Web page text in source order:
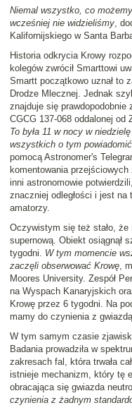
Niemal wszystko, co
wcześniej nie widzieliśmy,
Kalifornijskiego w Santa
Historia odkrycia Krowy
kolegów zwrócił Smarttowi
Smartt początkowo uznał to
Drodze Mlecznej. Jednak
znajduje się
CGCG 137-068 oddalonej od
To była 11 w nocy w
wszystkich o tym powiadomić
pomocą Astronomer's
komentowania
inni astronomowie
znaczniej odległości i jest
amatorzy.
Oczywistym się też stało, że
supernową. Obiekt osiągnął
tygodni. W tym momencie
zaczęli obserwować Krowę,
Moores University. Zespół
na Wyspach Kanaryjskich
Krowę przez 6 tygodni. Na
mamy do czynienia z
W tym samym czasie
Badania prowadziła w
zakresach fal, która trwała
istnieje mechanizm, który tę
obracająca się gwiazda
czynienia z żadnym